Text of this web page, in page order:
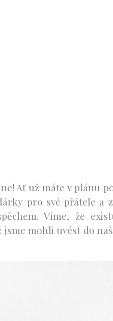
Ať už máte v plánu
pro své přátele a
Víme, že
mohli uvést do